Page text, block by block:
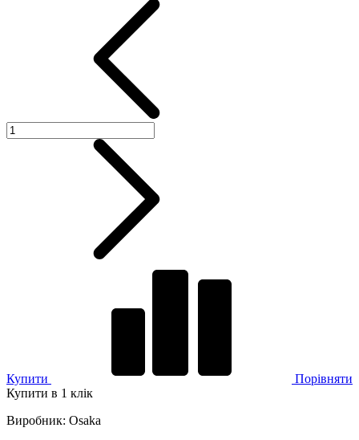
Купити
Порівняти
Купити в 1 клік
Виробник: Osaka